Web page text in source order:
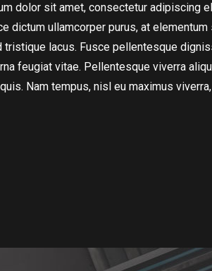
dolor sit amet, consectetur adipiscing
dictum ullamcorper purus, at
tristique lacus. Fusce pellentesque
feugiat vitae. Pellentesque viverra
Nam tempus, nisl eu maximus